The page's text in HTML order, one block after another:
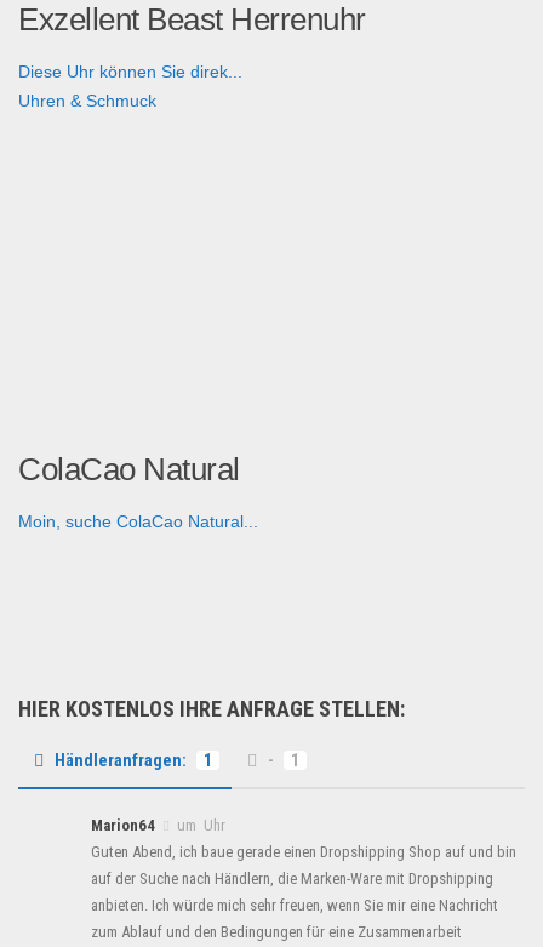
Exzellent Beast Herrenuhr
Diese Uhr können Sie direk...
Uhren & Schmuck
ColaCao Natural
Moin, suche ColaCao Natural...
HIER KOSTENLOS IHRE ANFRAGE STELLEN:
Händleranfragen: 1 - 1
Marion64
um Uhr
Guten Abend, ich baue gerade einen Dropshipping Shop auf und bin
auf der Suche nach Händlern, die Marken-Ware mit Dropshipping
anbieten. Ich würde mich sehr freuen, wenn Sie mir eine Nachricht
zum Ablauf und den Bedingungen für eine Zusammenarbeit